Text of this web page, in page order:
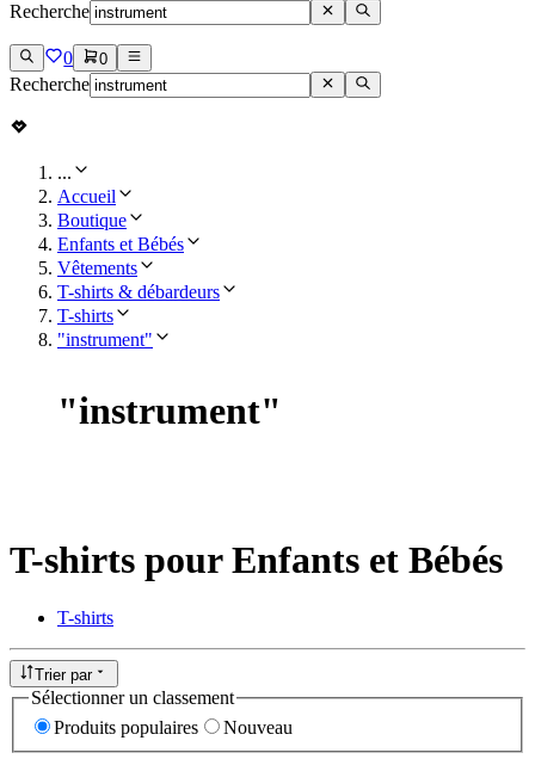
Recherche
0 0
Recherche
...
Accueil
Boutique
Enfants et Bébés
Vêtements
T-shirts & débardeurs
T-shirts
"instrument"
"instrument"
T-shirts pour Enfants et Bébés
T-shirts
Trier par
Sélectionner un classement
Produits populaires
Nouveau